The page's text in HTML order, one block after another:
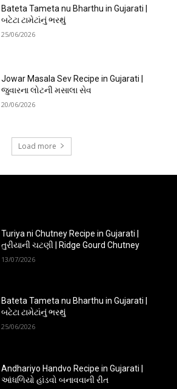
Bateta Tameta nu Bharthu in Gujarati |
બટેટા ટામેટાંનું ભરથું
25/06/2026
Jowar Masala Sev Recipe in Gujarati |
જુવારના લોટની મસાલા સેવ
20/06/2026
Load more
Turiya ni Chutney Recipe in Gujarati |
તુરીયાની ચટણી | Ridge Gourd Chutney
13/07/2026
Bateta Tameta nu Bharthu in Gujarati |
બટેટા ટામેટાંનું ભરથું
25/06/2026
Andhariyo Handvo Recipe in Gujarati |
આંધળિયો હાંડવો બનાવવાની રીત